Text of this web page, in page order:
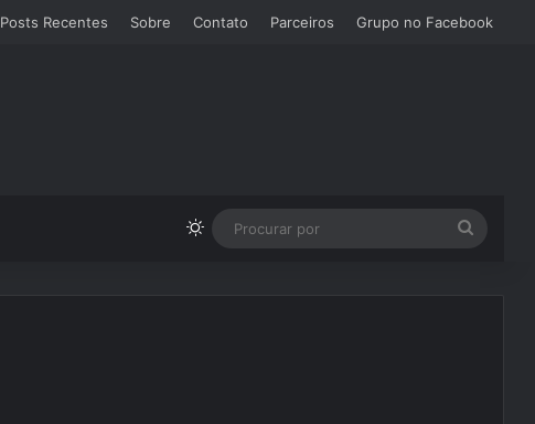
Posts Recentes Sobre Contato Parceiros Grupo no Facebook
Switch skin